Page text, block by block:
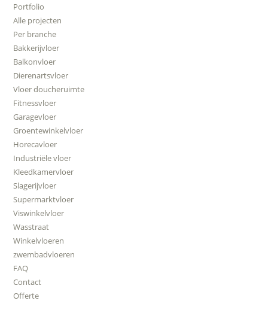
Portfolio
Alle projecten
Per branche
Bakkerijvloer
Balkonvloer
Dierenartsvloer
Vloer doucheruimte
Fitnessvloer
Garagevloer
Groentewinkelvloer
Horecavloer
Industriële vloer
Kleedkamervloer
Slagerijvloer
Supermarktvloer
Viswinkelvloer
Wasstraat
Winkelvloeren
zwembadvloeren
FAQ
Contact
Offerte